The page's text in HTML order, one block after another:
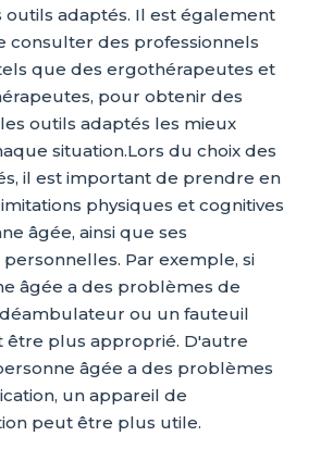
outils adaptés. Il est également
consulter des professionnels
que des ergothérapeutes et
pour obtenir des
outils adaptés les mieux
situation.Lors du choix des
il est important de prendre en
physiques et cognitives
âgée, ainsi que ses
Par exemple, si
âgée a des problèmes de
ou un fauteuil
être plus approprié. D'autre
âgée a des problèmes
un appareil de
peut être plus utile.